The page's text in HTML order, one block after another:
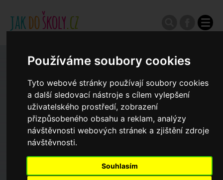
Používáme soubory cookies
Tyto webové stránky používají soubory cookies
a další sledovací nástroje s cílem vylepšení
uživatelského prostředí, zobrazení
přizpůsobeného obsahu a reklam, analýzy
návštěvnosti webových stránek a zjištění zdroje
návštěvnosti.
Souhlasím
Zápisy do ZŠ 2026/27
Výroční zprávy
Spádové oblasti ZŠ
Koncepce školství